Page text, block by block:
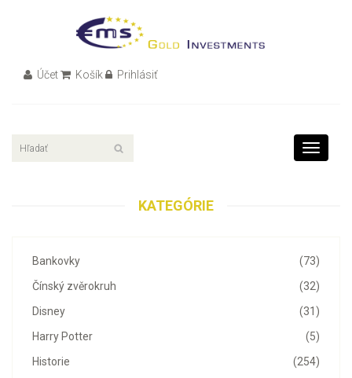
Účet Košík Prihlásiť
Toggle
KATEGÓRIE
(73)
Bankovky
(32)
Čínský zvěrokruh
(31)
Disney
(5)
Harry Potter
(254)
Historie